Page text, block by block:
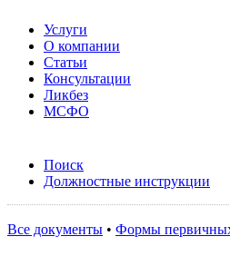
Услуги
О компании
Статьи
Консультации
Ликбез
МСФО
Поиск
Должностные инструкции
Все документы • Формы